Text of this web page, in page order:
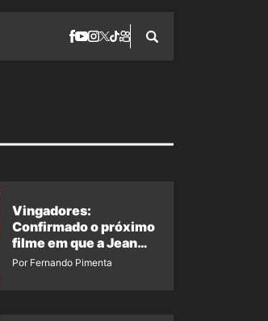
Vingadores:
Confirmado o próximo
filme em que a Jean
Grey irá aparecer
Por Fernando Pimenta